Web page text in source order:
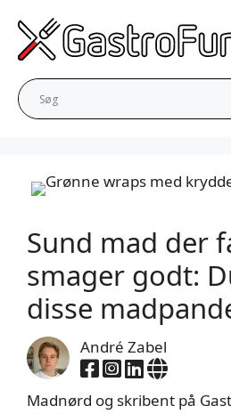
indhold
Sund mad der
smager godt:
disse
André Zabel
Madnørd og skribent på